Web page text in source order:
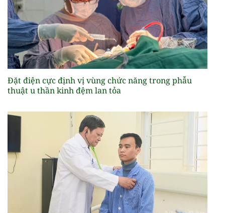
Đặt điện cực định vị vùng chức năng trong phẫu
thuật u thần kinh đệm lan tỏa